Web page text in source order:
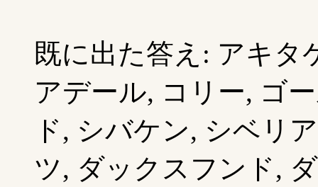
既に出た答え: アキタ
アデール, コリー, ゴ
ド, シバケン, シベリ
ツ, ダックスフンド,